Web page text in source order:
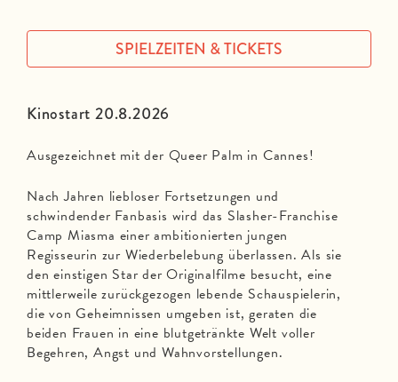
Kinostart 20.8.2026
Ausgezeichnet mit der Queer Palm in Cannes!
Nach Jahren liebloser Fortsetzungen und
schwindender Fanbasis wird das Slasher-Franchise
Camp Miasma einer ambitionierten jungen
Regisseurin zur Wiederbelebung überlassen. Als sie
den einstigen Star der Originalfilme besucht, eine
mittlerweile zurückgezogen lebende Schauspielerin,
die von Geheimnissen umgeben ist, geraten die
beiden Frauen in eine blutgetränkte Welt voller
Begehren, Angst und Wahnvorstellungen.
SPIELZEITEN & TICKETS